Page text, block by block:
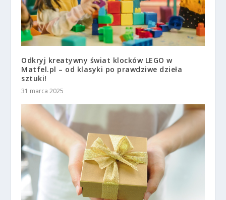
Odkryj kreatywny świat klocków LEGO w
Matfel.pl – od klasyki po prawdziwe dzieła
sztuki!
31 marca 2025